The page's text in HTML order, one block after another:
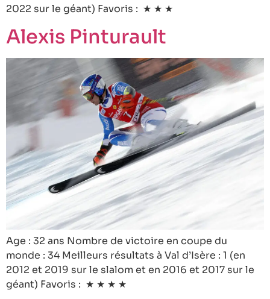
2022 sur le géant) Favoris : ★ ★ ★
Alexis Pinturault
Age : 32 ans Nombre de victoire en coupe du
monde : 34 Meilleurs résultats à Val d’Isère : 1 (en
2012 et 2019 sur le slalom et en 2016 et 2017 sur le
géant) Favoris : ★ ★ ★ ★